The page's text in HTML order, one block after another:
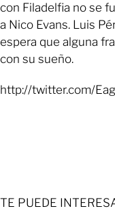
con Filadelfia no se
a Nico Evans. Luis
espera que alguna
con su sueño.
http://twitter.com/
TE PUEDE